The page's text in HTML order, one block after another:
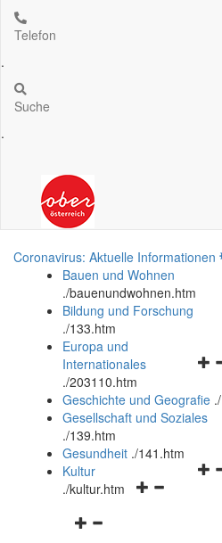
Telefon
.
Suche
.
Coronavirus: Aktuelle Informationen
Bauen und Wohnen
./bauenundwohnen.htm
Bildung und Forschung
./133.htm
und
Europa und
Internationales
./203110.htm
Geschichte und Geografie .
Gesellschaft und Soziales
./139.htm
Gesundheit ./141.htm
Kultur
./kultur.htm
Navigationsmenü